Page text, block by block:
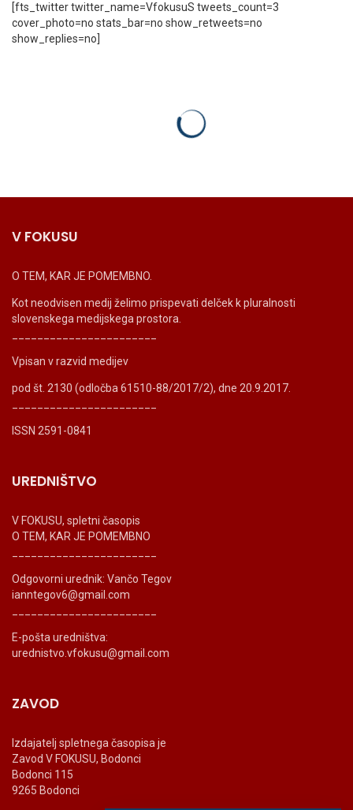
[fts_twitter twitter_name=VfokusuS tweets_count=3
cover_photo=no stats_bar=no show_retweets=no
show_replies=no]
V FOKUSU
O TEM, KAR JE POMEMBNO.
Kot neodvisen medij želimo prispevati delček k pluralnosti
slovenskega medijskega prostora.
Vpisan v razvid medijev
pod št. 2130 (odločba 61510-88/2017/2), dne 20.9.2017.
ISSN 2591-0841
UREDNIŠTVO
V FOKUSU, spletni časopis
O TEM, KAR JE POMEMBNO
Odgovorni urednik: Vančo Tegov
ianntegov6@gmail.com
E-pošta uredništva:
urednistvo.vfokusu@gmail.com
ZAVOD
Izdajatelj spletnega časopisa je
Zavod V FOKUSU, Bodonci
Bodonci 115
9265 Bodonci
_______________________